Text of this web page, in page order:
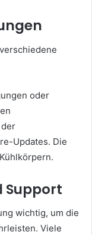
oder
Updates. Die
Support
wichtig, um die
Viele